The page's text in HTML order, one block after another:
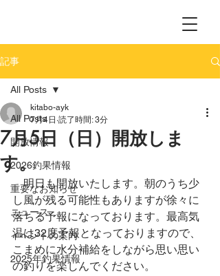
記事
All Posts
開放情報
2026釣果情報
重要なお知らせ
ニュース
イベントの案内
2025年釣果情報
All Posts
7月5日（日）開放しま
す。
kitabo-ayk
7月4日 読了時間: 3分
明日も開放いたします。朝のうち少
し風が残る可能性もありますが徐々に
落ちる予報になっております。最高気
温は32度予報となっておりますので、
こまめに水分補給をしながら思い思い
の釣りを楽しんでください。